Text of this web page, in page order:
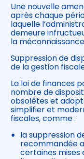
Une nouvelle
après chaque
laquelle
demeure
la
Suppression de
de la gestion
La loi de finances
nombre de
obsolètes et
simplifier et
fiscales, comme :
la suppression
recommandée
certaines